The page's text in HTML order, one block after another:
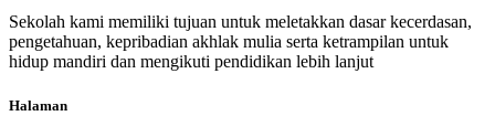
Sekolah kami memiliki tujuan untuk meletakkan dasar kecerdasan,
pengetahuan, kepribadian akhlak mulia serta ketrampilan untuk
hidup mandiri dan mengikuti pendidikan lebih lanjut
Halaman